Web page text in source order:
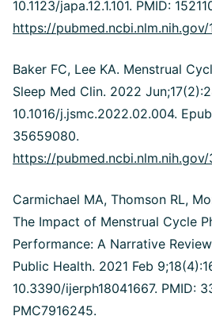
10.1123/japa.12.1.101. PMID:
https://pubmed.ncbi.nlm.nih.gov/
Baker FC, Lee KA. Menstrual
Sleep Med Clin. 2022
10.1016/j.jsmc.2022.02.004.
35659080.
https://
Carmichael MA, Thomson RL,
The Impact of Menstrual Cycle
Performance: A Narrative
Public Health. 2021 Feb
10.3390/ijerph18041667. PMID:
PMC7916245.